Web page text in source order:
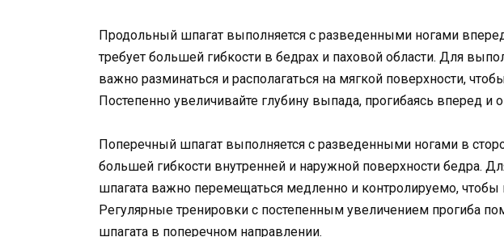
Продольный шпагат выполняется с разведенными ногами
требует большей гибкости в бедрах и паховой области. Для
важно разминаться и располагаться на мягкой поверхности,
Постепенно увеличивайте глубину выпада, прогибаясь вперед и
Поперечный шпагат выполняется с разведенными ногами в
большей гибкости внутренней и наружной поверхности бедра.
шпагата важно перемещаться медленно и контролируемо,
Регулярные тренировки с постепенным увеличением прогиба
шпагата в поперечном направлении.